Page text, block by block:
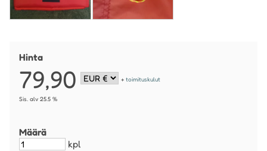
Hinta
79,90 +toimituskulut
Sis. alv 25.5 %
Määrä
kpl